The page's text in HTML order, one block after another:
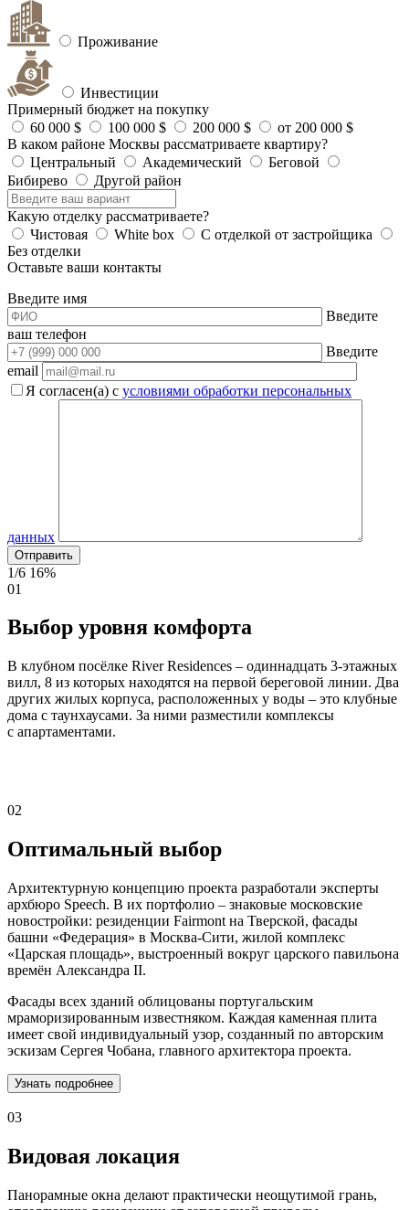
Проживание
Инвестиции
Примерный бюджет на покупку
60 000 $
100 000 $ 200 000 $
от 200 000 $
В каком районе Москвы рассматриваете квартиру?
Центральный
Академический
Беговой
Бибирево
Другой район
Какую отделку рассматриваете?
Чистовая
White box
С отделкой от застройщика
Без отделки
Оставьте ваши контакты
Введите имя
Введите
ваш телефон
Введите
email
Я согласен(а) с условиями обработки персональных
данных
1/6 16%
01
Выбор уровня комфорта
В клубном посёлке River Residences – одиннадцать 3-этажных
вилл, 8 из которых находятся на первой береговой линии. Два
других жилых корпуса, расположенных у воды – это клубные
дома с таунхаусами. За ними разместили комплексы
с апартаментами.
02
Оптимальный выбор
Архитектурную концепцию проекта разработали эксперты
архбюро Speech. В их портфолио – знаковые московские
новостройки: резиденции Fairmont на Тверской, фасады
башни «Федерация» в Москва-Сити, жилой комплекс
«Царская площадь», выстроенный вокруг царского павильона
времён Александра II.
Фасады всех зданий облицованы португальским
мраморизированным известняком. Каждая каменная плита
имеет свой индивидуальный узор, созданный по авторским
эскизам Сергея Чобана, главного архитектора проекта.
Узнать подробнее
03
Видовая локация
Панорамные окна делают практически неощутимой грань,